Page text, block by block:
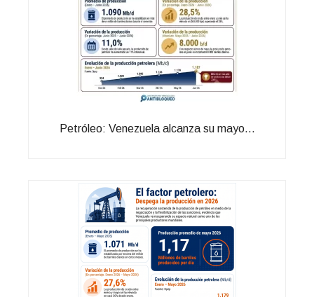
Petróleo: Venezuela alcanza su mayo...